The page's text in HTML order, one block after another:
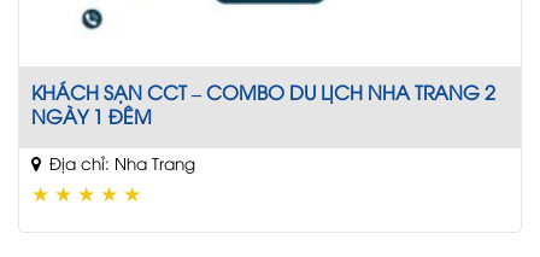
KHÁCH SẠN CCT – COMBO DU LỊCH NHA TRANG 2
NGÀY 1 ĐÊM
Địa chỉ: Nha Trang
★ ★ ★ ★ ★